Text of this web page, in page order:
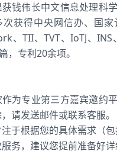
获钱伟长中文信息处理科
次获得中央网信办、国
、TII、TVT、IoTJ、INS
作为专业第三方嘉宾邀约
请发送邮件或联系客服。
于根据您的具体需求（
务，建议您提前准备好